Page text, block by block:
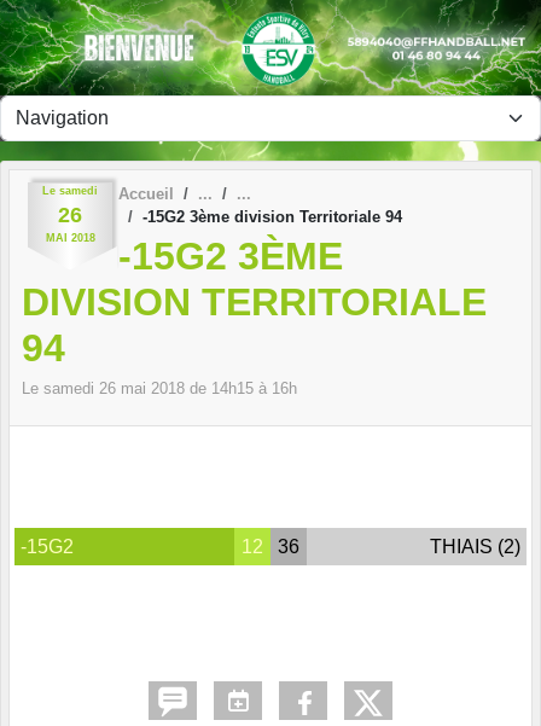
Le samedi
26
MAI 2018
Accueil
-15G2 3ème division Territoriale 94
-15G2 3ÈME
DIVISION TERRITORIALE
94
Le samedi 26 mai 2018 de 14h15 à 16h
-15G2 12 36 THIAIS (2)
Panneau de gestion des cookies